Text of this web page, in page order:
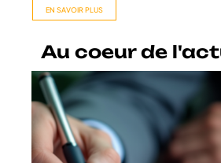
EN SAVOIR PLUS
Au coeur de